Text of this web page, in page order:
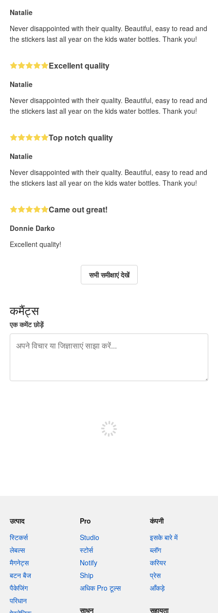
Natalie
Never disappointed with their quality. Beautiful, easy to read and
the stickers last all year on the kids water bottles. Thank you!
Excellent quality
Natalie
Never disappointed with their quality. Beautiful, easy to read and
the stickers last all year on the kids water bottles. Thank you!
Top notch quality
Natalie
Never disappointed with their quality. Beautiful, easy to read and
the stickers last all year on the kids water bottles. Thank you!
Came out great!
Donnie Darko
Excellent quality!
सभी समीक्षाएं देखें
कमैंट्स
एक कमेंट छोड़ें
उत्पाद
स्टिकर्स
लेबल्स
मैगनेट्स
बटन बैज
पैकेजिंग
परिधान
Pro
Studio
स्टोर्स
Notify
Ship
अधिक Pro टूल्स
कंपनी
इसके बारे में
ब्लॉग
करियर
प्रेस
आँकड़े
साधन सहायता